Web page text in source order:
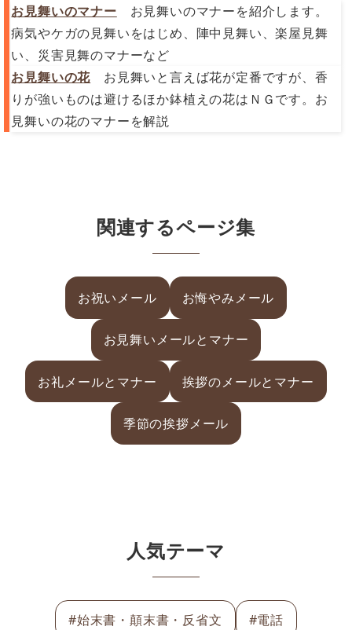
お見舞いのマナー お見舞いのマナーを紹介します。
病気やケガの見舞いをはじめ、陣中見舞い、楽屋見舞
い、災害見舞のマナーなど
お見舞いの花 お見舞いと言えば花が定番ですが、香
りが強いものは避けるほか鉢植えの花はＮＧです。お
見舞いの花のマナーを解説
関連するページ集
お祝いメール お悔やみメール
お見舞いメールとマナー
お礼メールとマナー 挨拶のメールとマナー
季節の挨拶メール
人気テーマ
#始末書・顛末書・反省文 #電話